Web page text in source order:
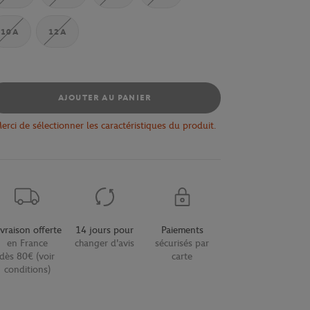
10A 12A
AJOUTER AU PANIER
de sélectionner les caractéristiques du produit.
offerte
en France
dès 80€ (voir
conditions)
14 jours pour
changer d'avis
Paiements
sécurisés par
carte